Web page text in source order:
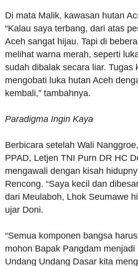
Di mata Malik, kawasan hutan
“Kalau saya terbang, dari atas
Aceh sangat hijau. Tapi di
melihat warna merah, seperti
sudah dibalak secara liar. Tugas
mengobati luka hutan Aceh
kembali,” tambahnya.
Paradigma Ingin Kaya
Berbicara setelah Wali
PPAD, Letjen TNI Purn DR HC
mengawali dengan kisah
Rencong. “Saya kecil dan
dari Meulaboh, Lhok Seumawe
ujar Doni.
“Semua komponen bangsa
mohon Bapak Pangdam menjadi
Undang Undang Dasar kita